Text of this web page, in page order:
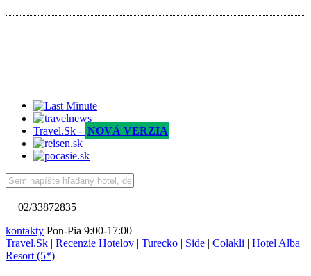
Travel.Sk - NOVÁ VERZIA
02/33872835
kontakty Pon-Pia 9:00-17:00
Travel.Sk | Recenzie Hotelov | Turecko | Side | Colakli | Hotel Alba
Resort (5*)